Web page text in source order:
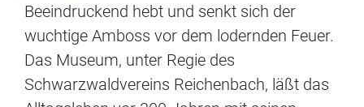
Beeindruckend hebt und senkt sich der
wuchtige Amboss vor dem lodernden Feuer.
Das Museum, unter Regie des
Schwarzwaldvereins Reichenbach, läßt das